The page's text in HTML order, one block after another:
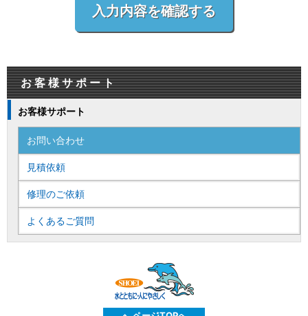
お客様サポート
お客様サポート
お問い合わせ
見積依頼
修理のご依頼
よくあるご質問